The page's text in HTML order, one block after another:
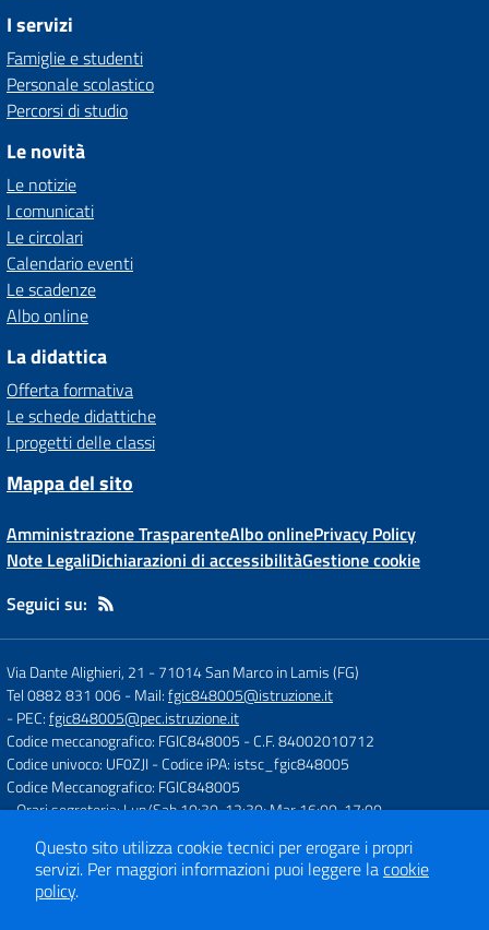
I servizi
Famiglie e studenti
Personale scolastico
Percorsi di studio
Le novità
Le notizie
I comunicati
Le circolari
Calendario eventi
Le scadenze
Albo online
La didattica
Offerta formativa
Le schede didattiche
I progetti delle classi
Mappa del sito
Amministrazione TrasparenteAlbo onlinePrivacy Policy
Note LegaliDichiarazioni di accessibilitàGestione cookie
Seguici su:
Via Dante Alighieri, 21 -71014 San Marco in Lamis (FG)
Tel 0882 831 006- Mail:fgic848005@istruzione.it
- PEC:fgic848005@pec.istruzione.it
Codice meccanografico: FGIC848005 - C.F. 84002010712
Codice univoco: UF0ZJI- Codice iPA: istsc_fgic848005
Codice Meccanografico: FGIC848005
- Orari segreteria: Lun/Sab 10:30-12:30; Mar 16:00-17:00
Concept & Design by
Designers Italia
Questo sito utilizza cookie tecnici per erogare i propri
servizi. Per maggiori informazioni puoi leggere lacookie
policy.